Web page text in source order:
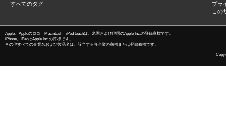
すべてのタグ
プラ
この
Apple、Appleのロゴ、Macintosh、iPod touchは、米国および他国のApple Inc.の登録商標です。
iPhone、iPadはApple Inc.の商標です。
その他すべての企業名および製品名は、該当する各企業の商標または登録商標です。